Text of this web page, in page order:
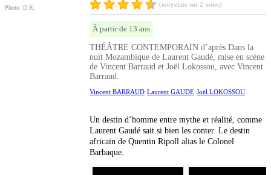
Photo: D.R. (moyenne sur 2 notes)
À partir de 13 ans
THÉÂTRE CONTEMPORAIN d’après Dans la
nuit Mozambique de Laurent Gaudé, mise en scène
de Vincent Barraud et Joël Lokossou, avec Vincent
Barraud.
Vincent BARRAUD Laurent GAUDE Joël LOKOSSOU
Un destin d’homme entre mythe et réalité, comme
Laurent Gaudé sait si bien les conter. Le destin
africain de Quentin Ripoll alias le Colonel
Barbaque.